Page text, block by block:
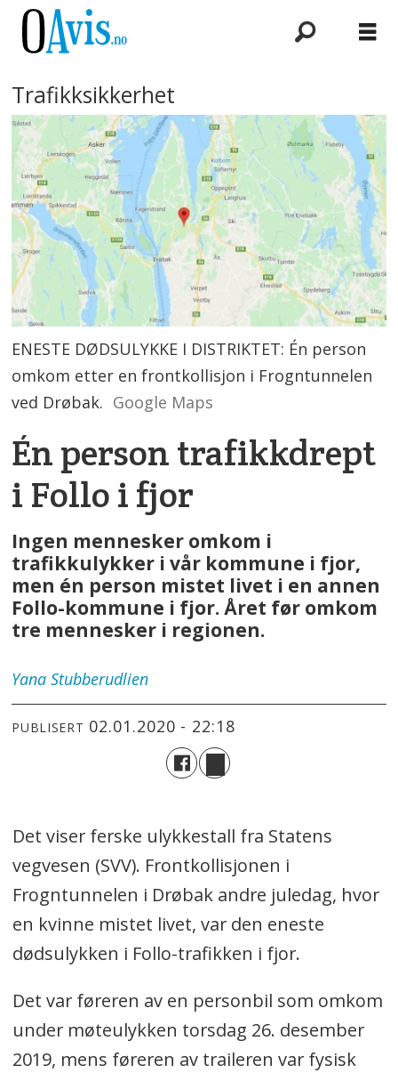
Trafikksikkerhet
ENESTE DØDSULYKKE I DISTRIKTET: Én person
omkom etter en frontkollisjon i Frogntunnelen
ved Drøbak. Google Maps
Én person trafikkdrept
i Follo i fjor
Ingen mennesker omkom i
trafikkulykker i vår kommune i fjor,
men én person mistet livet i en annen
Follo-kommune i fjor. Året før omkom
tre mennesker i regionen.
Yana Stubberudlien
PUBLISERT 02.01.2020 - 22:18
Det viser ferske ulykkestall fra Statens
vegvesen (SVV). Frontkollisjonen i
Frogntunnelen i Drøbak andre juledag, hvor
en kvinne mistet livet, var den eneste
dødsulykken i Follo-trafikken i fjor.
Det var føreren av en personbil som omkom
under møteulykken torsdag 26. desember
2019, mens føreren av traileren var fysisk